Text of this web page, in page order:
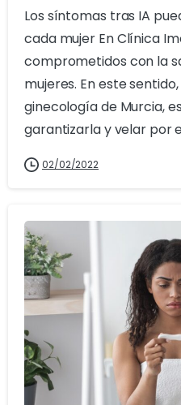
Los síntomas tras IA
cada mujer En Clínica
comprometidos con la
mujeres. En este
ginecología de Murcia,
garantizarla y velar por
02/02/2022